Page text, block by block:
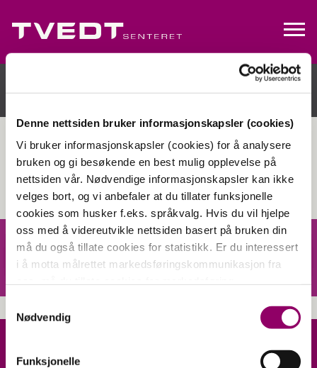
Denne nettsiden bruker informasjonskapsler (cookies)
Vi bruker informasjonskapsler (cookies) for å analysere
bruken og gi besøkende en best mulig opplevelse på
nettsiden vår. Nødvendige informasjonskapsler kan ikke
velges bort, og vi anbefaler at du tillater funksjonelle
cookies som husker f.eks. språkvalg. Hvis du vil hjelpe
oss med å videreutvikle nettsiden basert på bruken din
må du også tillate cookies for statistikk. Er du interessert
i å motta målrettet markedsføringskommunikasjon fra
Nødvendig
Funksjonelle